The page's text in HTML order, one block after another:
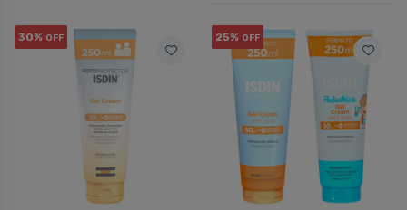
30% OFF 25% OFF